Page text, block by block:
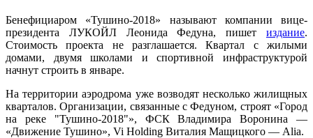
Бенефициаром «Тушино-2018» называют компании вице-
президента ЛУКОЙЛ Леонида Федуна, пишет издание.
Стоимость проекта не разглашается. Квартал с жилыми
домами, двумя школами и спортивной инфраструктурой
начнут строить в январе.
На территории аэродрома уже возводят несколько жилищных
кварталов. Организации, связанные с Федуном, строят «Город
на реке "Тушино-2018"», ФСК Владимира Воронина —
«Движение Тушино», Vi Holding Виталия Мащицкого — Alia.